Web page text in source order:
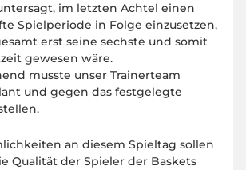
im letzten Achtel einen
Spielperiode in Folge einzusetzen,
erst seine sechste und somit
gewesen wäre.
musste unser Trainerteam
und gegen das festgelegte
an diesem Spieltag sollen
Qualität der Spieler der Baskets